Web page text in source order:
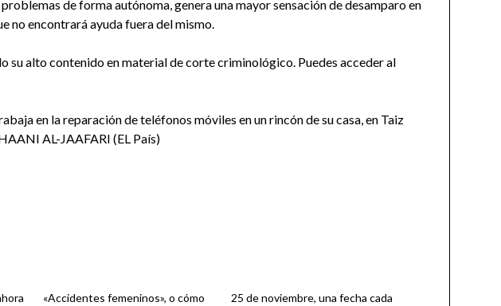
de forma autónoma, genera una mayor sensación de desamparo en
no encontrará ayuda fuera del mismo.
su alto contenido en material de corte criminológico. Puedes acceder al
en la reparación de teléfonos móviles en un rincón de su casa, en Taiz
AL-JAAFARI (EL País)
«Accidentes femeninos», o cómo
25 de noviembre, una fecha cada